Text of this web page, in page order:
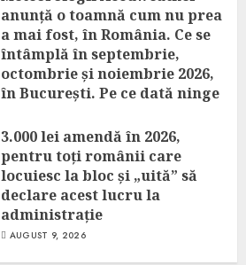
anunță o toamnă cum nu prea
a mai fost, în România. Ce se
întâmplă în septembrie,
octombrie și noiembrie 2026,
în București. Pe ce dată ninge
3.000 lei amendă în 2026,
pentru toți românii care
locuiesc la bloc și „uită” să
declare acest lucru la
administrație
AUGUST 9, 2026